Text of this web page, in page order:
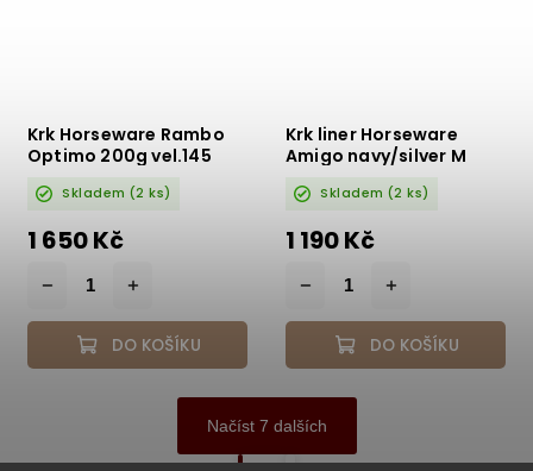
Krk Horseware Rambo
Optimo 200g vel.145
Skladem (2 ks)
1 650 Kč
DO KOŠÍKU
Krk liner Horseware
Amigo navy/silver M
Skladem (2 ks)
1 190 Kč
DO KOŠÍKU
Načíst 7 dalších